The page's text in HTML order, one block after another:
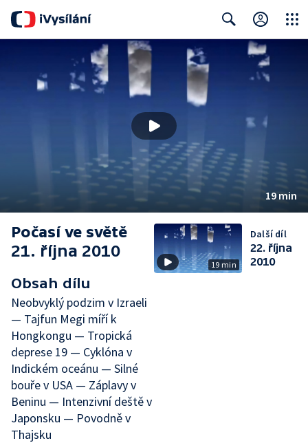
19 min
Počasí ve světě
21. října 2010
Obsah dílu
Neobvyklý podzim v Izraeli
— Tajfun Megi míří k
Hongkongu — Tropická
deprese 19 — Cyklóna v
Indickém oceánu — Silné
bouře v USA — Záplavy v
Beninu — Intenzivní deště v
Japonsku — Povodně v
Thajsku
19 min
Další díl
22. října
2010